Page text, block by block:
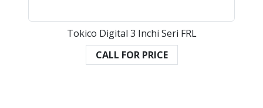
Tokico Digital 3 Inchi Seri FRL
CALL FOR PRICE